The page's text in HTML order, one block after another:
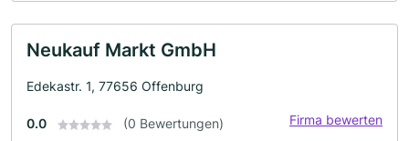
Neukauf Markt GmbH
Edekastr. 1, 77656 Offenburg
0.0 (0 Bewertungen) Firma bewerten